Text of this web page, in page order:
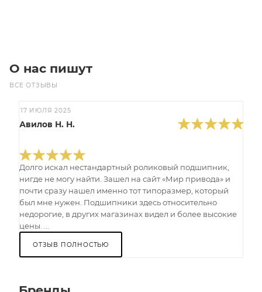
О нас пишут
ВСЕ ОТЗЫВЫ
17 ИЮЛЯ 2025
Авилов Н. Н.
Долго искал нестандартный роликовый подшипник,
нигде не могу найти. Зашел на сайт «Мир привода» и
почти сразу нашел именно тот типоразмер, который
был мне нужен. Подшипники здесь относительно
недорогие, в других магазинах видел и более высокие
цены. ...
ОТЗЫВ ПОЛНОСТЬЮ